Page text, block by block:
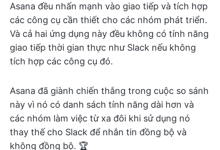
Asana đều nhấn mạnh vào giao tiếp và tích hợp
các công cụ cần thiết cho các nhóm phát triển.
Và cả hai ứng dụng này đều không có tính năng
giao tiếp thời gian thực như Slack nếu không
tích hợp các công cụ đó.
Asana đã giành chiến thắng trong cuộc so sánh
này vì nó có danh sách tính năng dài hơn và
các nhóm làm việc từ xa đôi khi sử dụng nó
thay thế cho Slack để nhắn tin đồng bộ và
không đồng bộ. 🏆